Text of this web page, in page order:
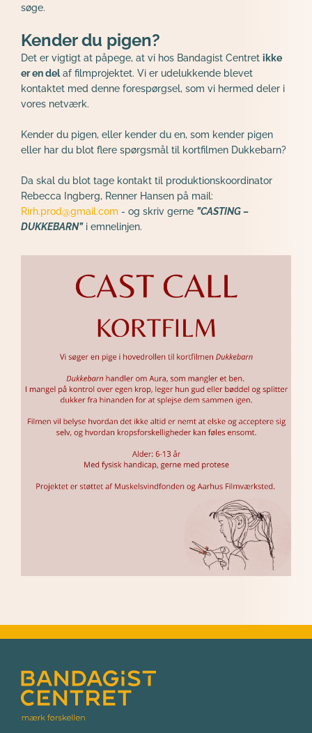
søge.
Kender du pigen?
Det er vigtigt at påpege, at vi hos Bandagist Centret ikke
er en del af filmprojektet. Vi er udelukkende blevet
kontaktet med denne forespørgsel, som vi hermed deler i
vores netværk.
Kender du pigen, eller kender du en, som kender pigen
eller har du blot flere spørgsmål til kortfilmen Dukkebarn?
Da skal du blot tage kontakt til produktionskoordinator
Rirh.prod@gmail.com - og skriv gerne ”CASTING –
DUKKEBARN” i emnelinjen.